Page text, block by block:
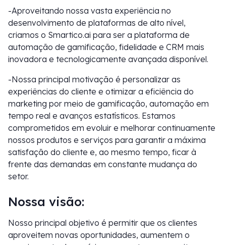
-Aproveitando nossa vasta experiência no
desenvolvimento de plataformas de alto nível,
criamos o Smartico.ai para ser a plataforma de
automação de gamificação, fidelidade e CRM mais
inovadora e tecnologicamente avançada disponível.
-Nossa principal motivação é personalizar as
experiências do cliente e otimizar a eficiência do
marketing por meio de gamificação, automação em
tempo real e avanços estatísticos. Estamos
comprometidos em evoluir e melhorar continuamente
nossos produtos e serviços para garantir a máxima
satisfação do cliente e, ao mesmo tempo, ficar à
frente das demandas em constante mudança do
setor.
Nossa visão:
Nosso principal objetivo é permitir que os clientes
aproveitem novas oportunidades, aumentem o